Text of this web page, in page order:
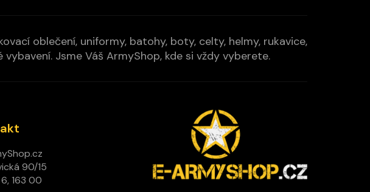
oblečení, uniformy, batohy, boty, celty, helmy, rukavice,
Jsme Váš ArmyShop, kde si vždy vyberete.
90/15
163 00